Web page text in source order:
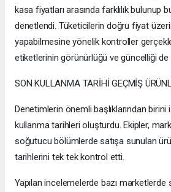
kasa fiyatları arasında farklılık bulunup
denetlendi. Tüketicilerin doğru fiyat
yapabilmesine yönelik kontroller
etiketlerinin görünürlüğü ve güncelliği
SON KULLANMA TARİHİ GEÇMİŞ
Denetimlerin önemli başlıklarından birini
kullanma tarihleri oluşturdu. Ekipler,
soğutucu bölümlerde satışa sunulan
tarihlerini tek tek kontrol etti.
Yapılan incelemelerde bazı